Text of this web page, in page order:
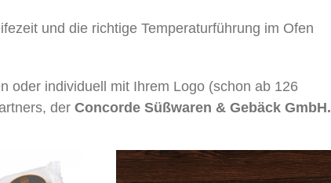
und die richtige Temperaturführung im Ofen
oder individuell mit Ihrem Logo (schon ab 126
der Concorde Süßwaren & Gebäck GmbH.